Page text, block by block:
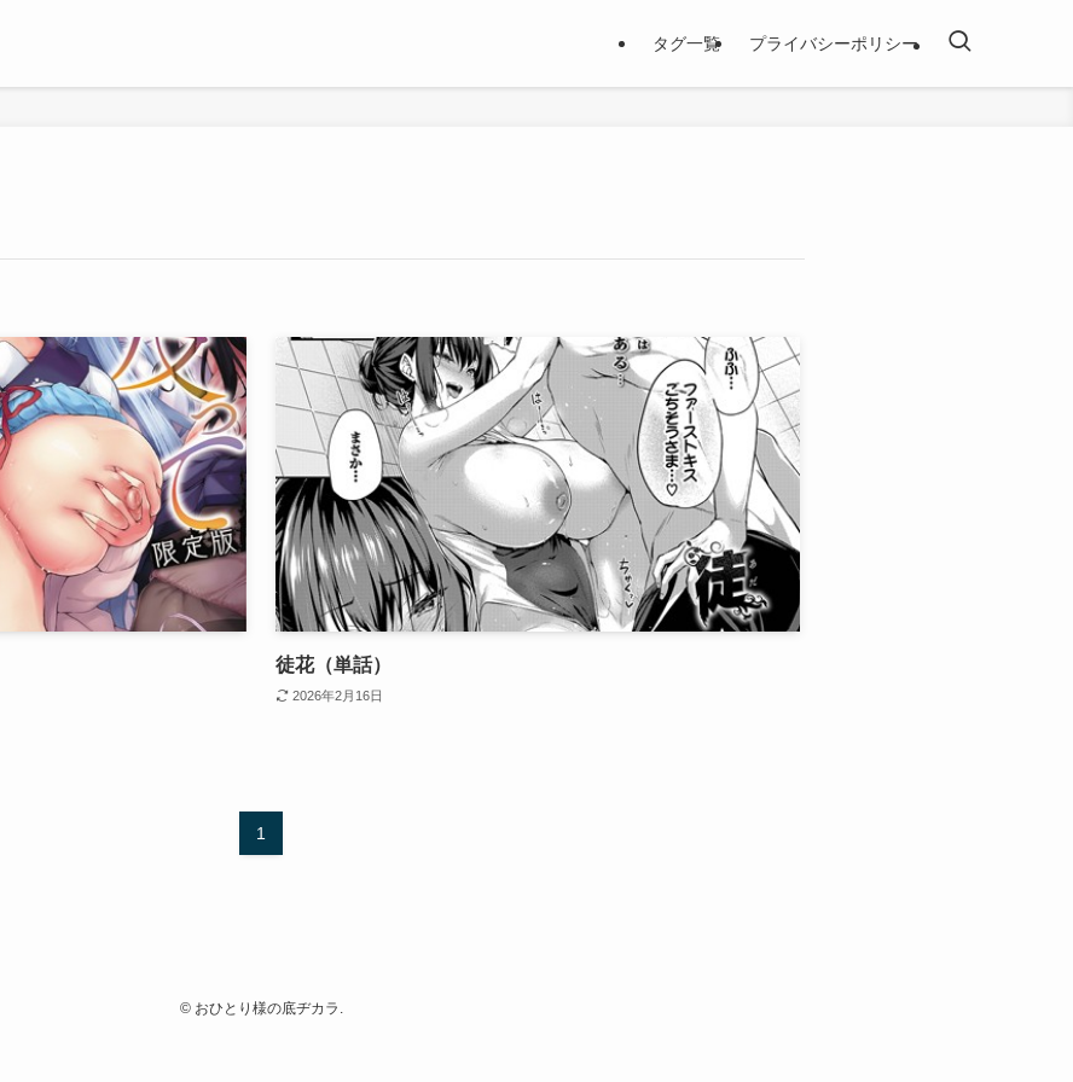
タグ一覧 プライバシーポリシー
徒花（単話）
2026年2月16日
1
©おひとり様の底ヂカラ.